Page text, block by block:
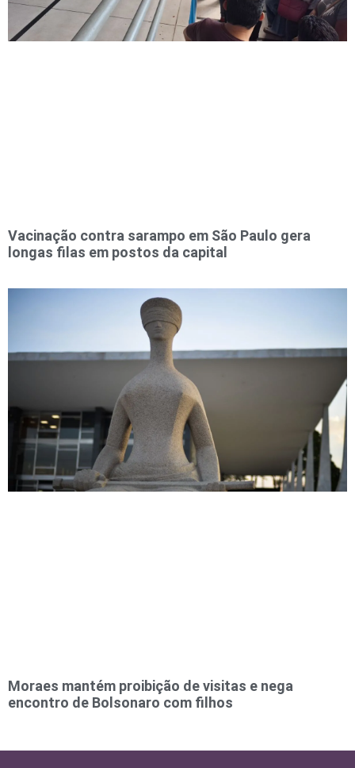
Vacinação contra sarampo em São Paulo gera
longas filas em postos da capital
Moraes mantém proibição de visitas e nega
encontro de Bolsonaro com filhos